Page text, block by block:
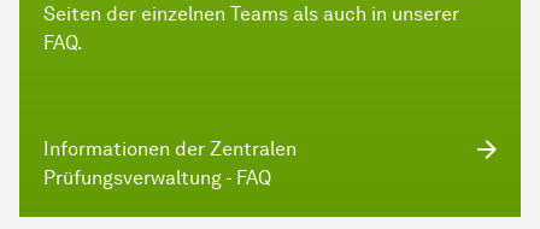
Seiten der einzelnen Teams als auch in unserer
FAQ.
Informationen der Zentralen
Prüfungsverwaltung - FAQ